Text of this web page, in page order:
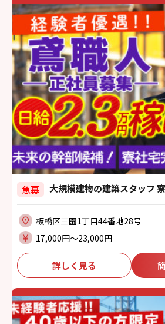
急募 大規模建物の建築スタッフ
板橋区三園1丁目44番地28号
17,000円〜23,000円
詳しく見る